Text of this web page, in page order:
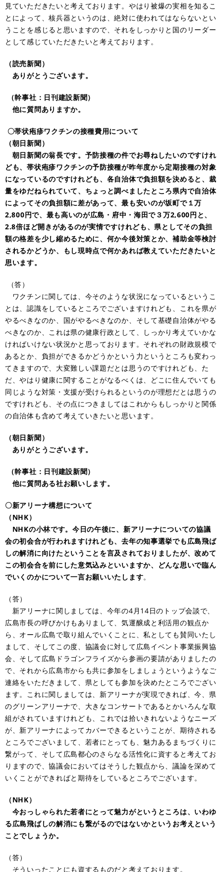
見ていただきたいと考えております。やはり被爆の実相を知るこ
とによって、核兵器というのは、絶対に使われてはならないとい
うことを感じると思いますので、それをしっかりと国のリーダー
として感じていただきたいと考えております。
（読売新聞）
ありがとうございます。
（幹事社：日刊建設新聞）
他に質問ありますか。
〇帯状疱疹ワクチンの接種費用について
（朝日新聞）
朝日新聞の翁長です。予防接種の件でお尋ねしたいのですけれ
ども、帯状疱疹ワクチンの予防接種が昨年度から定期接種の対象
になっているのですけれども、各自治体で負担額を決めると、裁
量をゆだねられていて、ちょっと調べましたところ県内で自治体
によってその負担額に差があって、最も安いのが坂町で１万
2,800円で、最も高いのが広島・府中・海田で３万2,600円と、
2.8倍ほど開きがあるのが実情ですけれども、県としてその負担
額の格差を少し縮めるために、何か今後対策とか、補助金等検討
されるかどうか、もし現時点で何かあれば教えていただきたいと
思います。
（答）
ワクチンに関しては、今そのような状況になっているというこ
とは、認識をしているところでございますけれども、これを県が
やるべきなのか、国がやるべきなのか、そして基礎自治体がやる
べきなのか、これは県の健康行政として、しっかり考えていかな
ければいけない状況かと思っております。それぞれの財政規模で
あるとか、負担ができるかどうかという力というところも変わっ
てきますので、大変難しい課題だとは思うのですけれども、た
だ、やはり健康に関することがなるべくは、どこに住んでいても
同じような対策・支援が受けられるというのが理想だとは思うの
ですけれども、その点につきましてはこれからもしっかりと関係
の自治体も含めて考えていきたいと思います。
（朝日新聞）
ありがとうございます。
（幹事社：日刊建設新聞）
他に質問ある社お願いします。
〇新アリーナ構想について
（NHK）
NHKの小林です。今日の午後に、新アリーナについての協議
会の初会合が行われますけれども、去年の知事選挙でも広島飛ば
しの解消に向けたということを言及されておりましたが、改めて
この初会合を前にした意気込みといいますか、どんな思いで臨ん
でいくのかについて一言お願いいたします。
（答）
新アリーナに関しましては、今年の4月14日のトップ会談で、
広島市長の呼びかけもありまして、気運醸成と利活用の観点か
ら、オール広島で取り組んでいくことに、私としても賛同いたし
まして、そしてこの度、協議会に対して広島イベント事業振興協
会、そして広島ドラゴンフライズから参画の要請がありましたの
で、それから広島市からも共に参加をしましょうというようなご
連絡をいただきまして、県としても参加を決めたところでござい
ます。これに関しましては、新アリーナが実現できれば、今、県
のグリーンアリーナで、大きなコンサートであるとかいろんな取
組がされていますけれども、これでは拾いきれないようなニーズ
が、新アリーナによってカバーできるということが、期待される
ところでございまして、若者にとっても、魅力あるまちづくりに
繋がって、そして広島都心のさらなる活性化に資すると考えてお
りますので、協議会においてはそうした観点から、議論を深めて
いくことができればと期待をしているところでございます。
（NHK）
今おっしゃられた若者にとって魅力がというところは、いわゆ
る広島飛ばしの解消にも繋がるのではないかというお考えという
ことでしょうか。
（答）
そういったことにも資するものだと考えております。